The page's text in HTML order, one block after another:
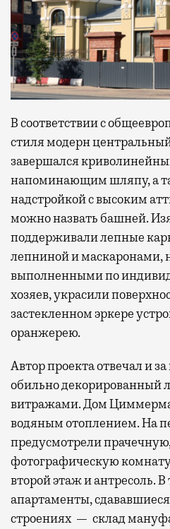
В соответствии с
стиля модерн
завершался
напоминающим шляпу, а
надстройкой с высоким
можно назвать башней.
поддерживали лепные
лепниной и маскаронами,
выполненными по
хозяев, украсили
застекленном эркере
оранжерею.
Автор проекта отвечал и
обильно декорированный
витражами. Дом
водяным отоплением. На
предусмотрели
фотографическую
второй этаж и антресоль.
апартаменты,
строениях — склад